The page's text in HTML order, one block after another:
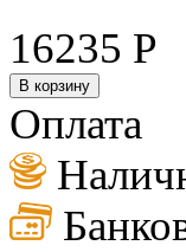
16235 Р
В корзину
Оплата